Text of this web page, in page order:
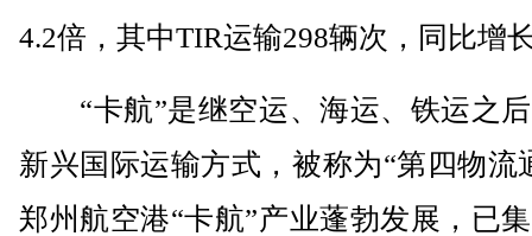
4.2倍，其中TIR运输298辆次，同比增
“卡航”是继空运、海运、铁运之
新兴国际运输方式，被称为“第四物流
郑州航空港“卡航”产业蓬勃发展，已